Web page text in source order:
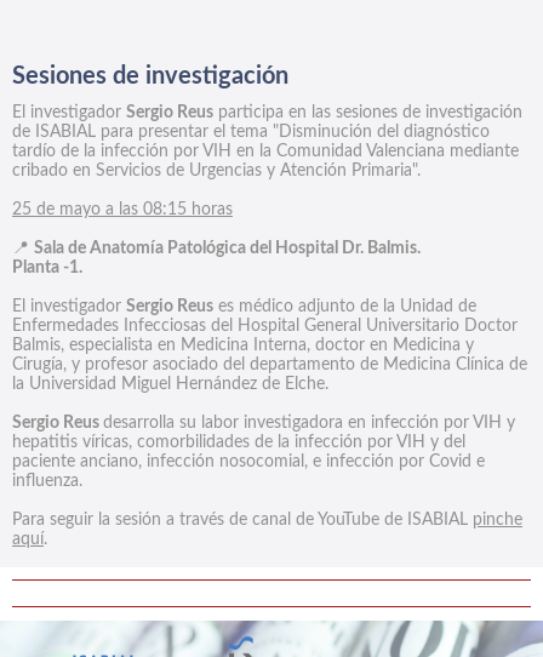
Sesiones de investigación
El investigador Sergio Reus participa en las sesiones de investigación
de ISABIAL para presentar el tema "Disminución del diagnóstico
tardío de la infección por VIH en la Comunidad Valenciana mediante
cribado en Servicios de Urgencias y Atención Primaria".
25 de mayo a las 08:15 horas
📍 Sala de Anatomía Patológica del Hospital Dr. Balmis.
Planta -1.
El investigador Sergio Reus es médico adjunto de la Unidad de
Enfermedades Infecciosas del Hospital General Universitario Doctor
Balmis, especialista en Medicina Interna, doctor en Medicina y
Cirugía, y profesor asociado del departamento de Medicina Clínica de
la Universidad Miguel Hernández de Elche.
Sergio Reus desarrolla su labor investigadora en infección por VIH y
hepatitis víricas, comorbilidades de la infección por VIH y del
paciente anciano, infección nosocomial, e infección por Covid e
influenza.
Para seguir la sesión a través de canal de YouTube de ISABIAL pinche
aquí.